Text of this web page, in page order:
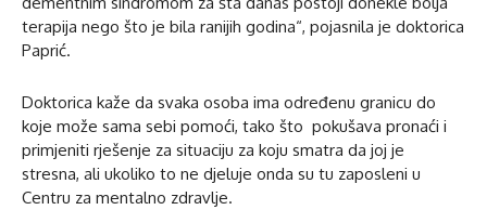
terapija nego što je bila ranijih godina“, pojasnila je doktorica
Paprić.
Doktorica kaže da svaka osoba ima određenu granicu do
koje može sama sebi pomoći, tako što pokušava pronaći i
primjeniti rješenje za situaciju za koju smatra da joj je
stresna, ali ukoliko to ne djeluje onda su tu zaposleni u
Centru za mentalno zdravlje.